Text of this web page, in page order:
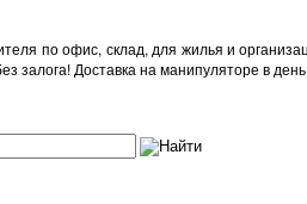
по офис, склад, для жилья и
залога! Доставка на манипуляторе в